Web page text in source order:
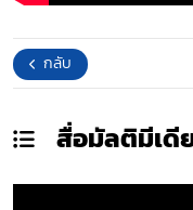
กลับ
สื่อมัลติมีเดี